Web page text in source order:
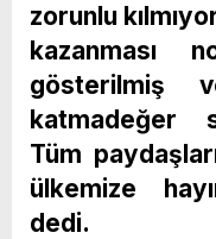
zorunlu
kazanması
gösterilmiş
katmadeğer
Tüm
ülkemize
dedi.